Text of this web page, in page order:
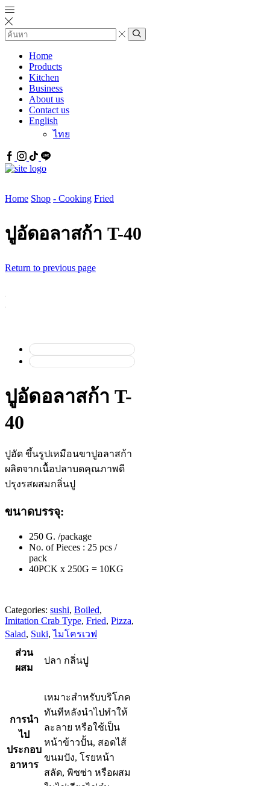
Search
input
Search
Home
Products
Kitchen
Business
About us
Contact us
English
ไทย
Facebook
IG Tiktok
Line
Home Shop - Cooking Fried
ปูอัดอลาสก้า T-40
Return to previous page
ปูอัดอลาสก้า T-
40
ปูอัด ขึ้นรูปเหมือนขาปูอลาสก้า
ผลิตจากเนื้อปลาบดคุณภาพดี
ปรุงรสผสมกลิ่นปู
ขนาดบรรจุ:
250 G. /package
No. of Pieces : 25 pcs /
pack
40PCK x 250G = 10KG
Categories: sushi, Boiled,
Imitation Crab Type, Fried, Pizza,
Salad, Suki,ไมโครเวฟ
ส่วน
ผสม
ปลา กลิ่นปู
การนำ
ไป
ประกอบ
อาหาร
เหมาะสำหรับบริโภค
ทันทีหลังนำไปทำให้
ละลาย หรือใช้เป็น
หน้าข้าวปั้น, สอดไส้
ขนมปัง, โรยหน้า
สลัด, พิซซ่า หรือผสม